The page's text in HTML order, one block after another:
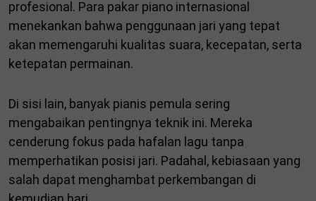
profesional. Para pakar piano internasional
menekankan bahwa penggunaan jari yang tepat
akan memengaruhi kualitas suara, kecepatan, serta
ketepatan permainan.
Di sisi lain, banyak pianis pemula sering
mengabaikan pentingnya teknik ini. Mereka
cenderung fokus pada hafalan lagu tanpa
memperhatikan posisi jari. Padahal, kebiasaan yang
salah dapat menghambat perkembangan di